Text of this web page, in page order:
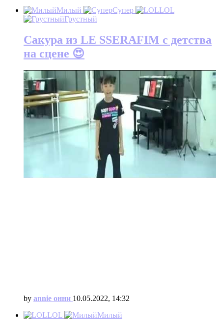
Милый Супер
LOL
Грустный
Сакура из LE SSERAFIM с детства
на сцене 😍
by annie онни 10.05.2022, 14:32
LOL
Милый